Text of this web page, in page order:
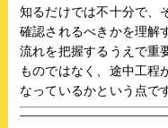
知るだけでは不十分で、
確認されるべきかを理解
流れを把握するうえで重
ものではなく、途中工程
なっているかという点で